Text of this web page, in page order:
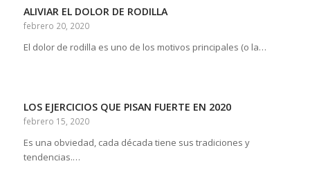
ALIVIAR EL DOLOR DE RODILLA
febrero 20, 2020
El dolor de rodilla es uno de los motivos principales (o la…
LOS EJERCICIOS QUE PISAN FUERTE EN 2020
febrero 15, 2020
Es una obviedad, cada década tiene sus tradiciones y
tendencias.…